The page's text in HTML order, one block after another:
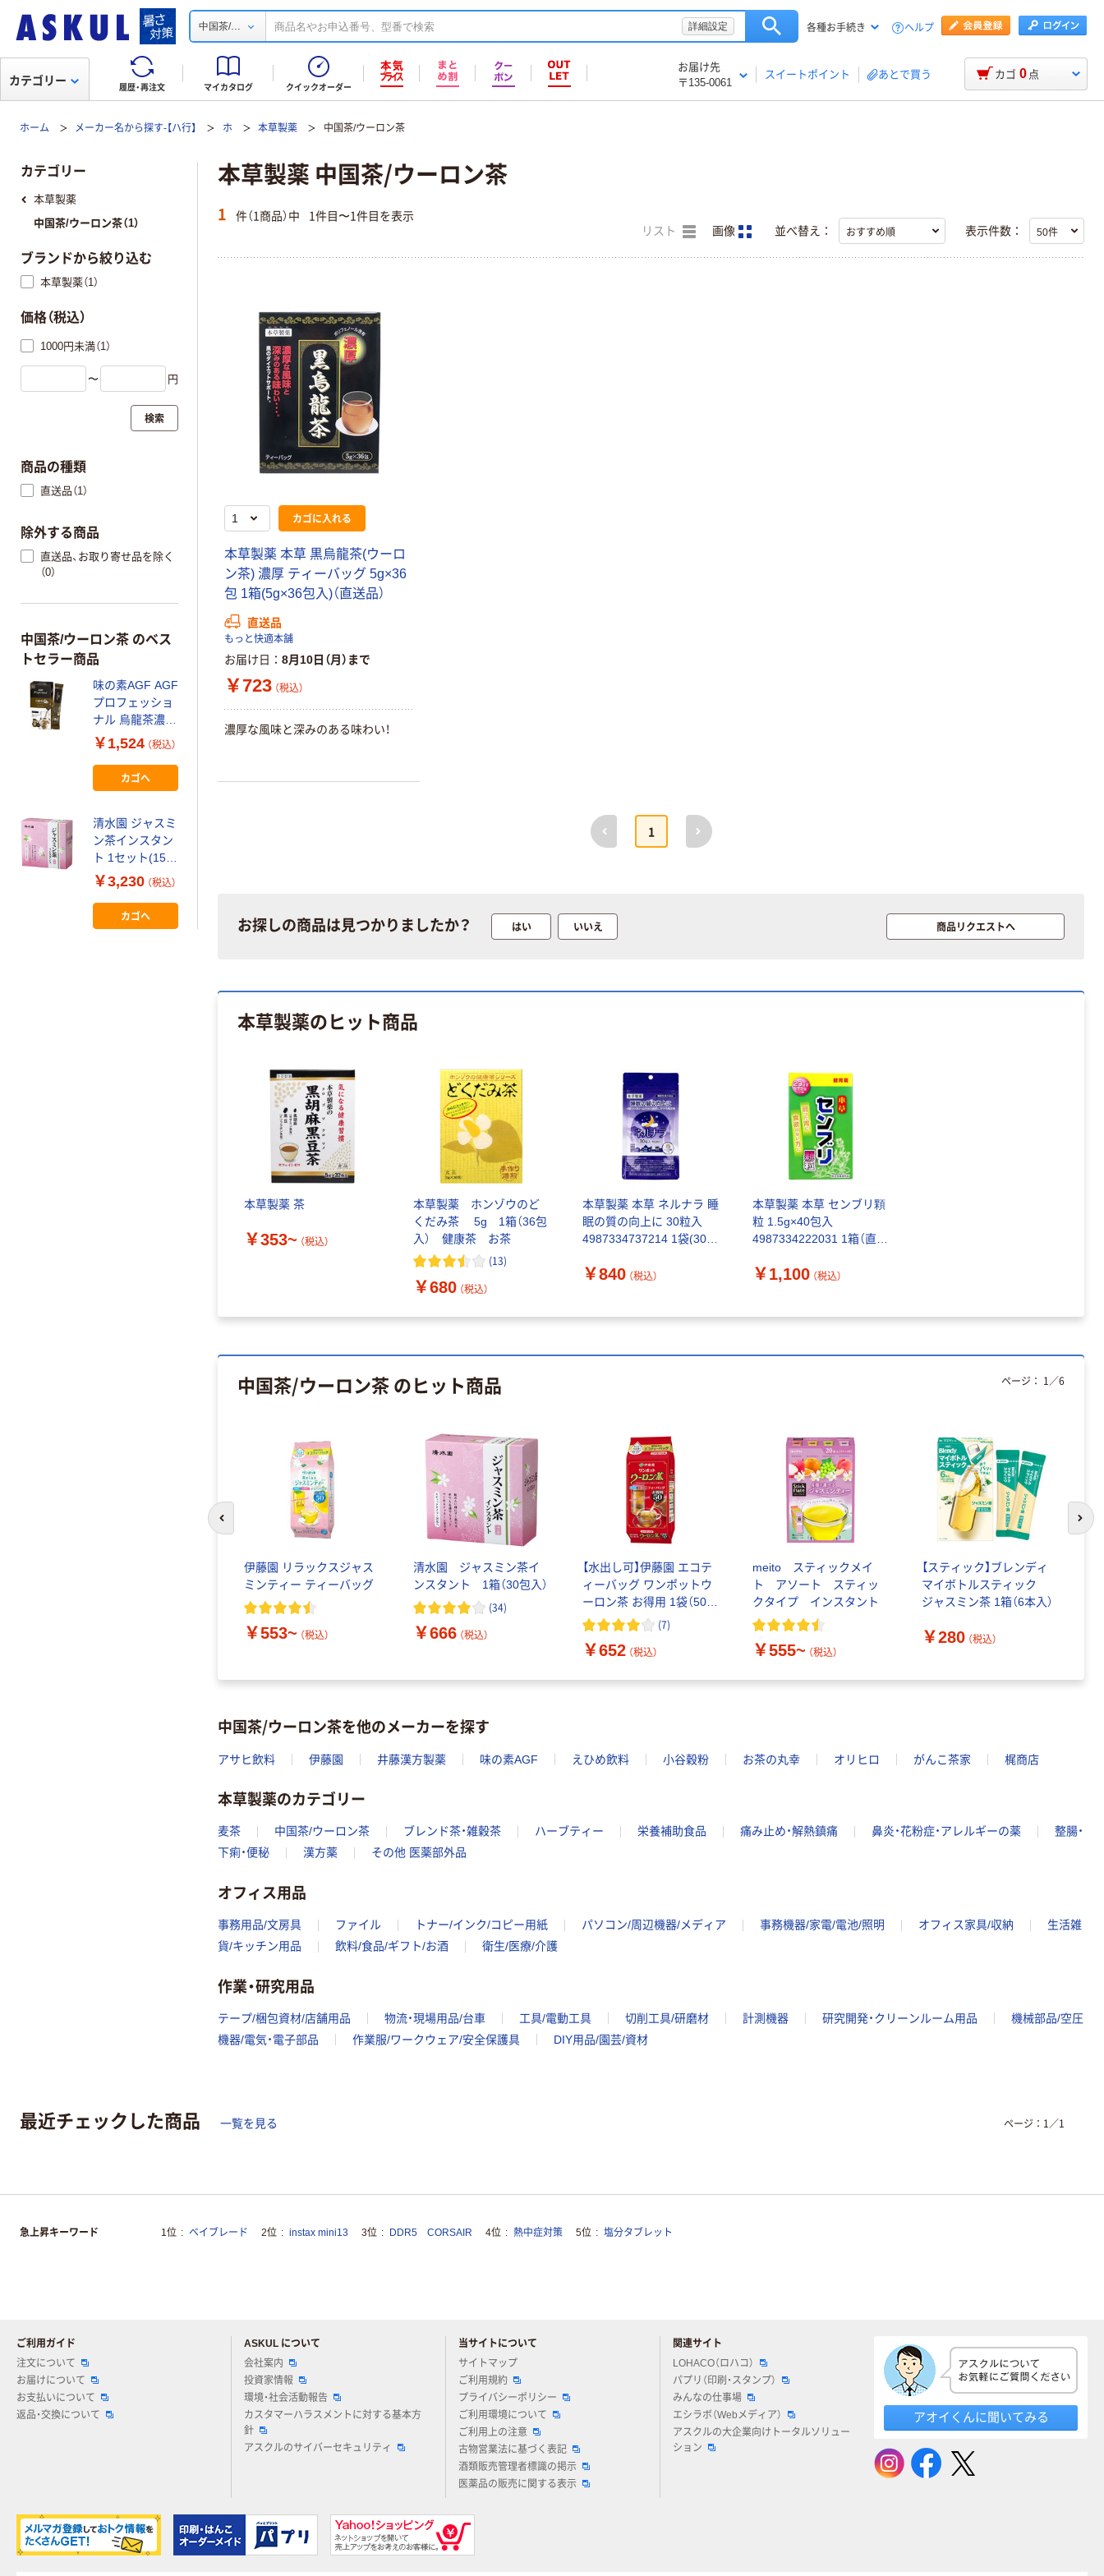
中国茶/... 詳細設定 各種お手続き ヘルプ
履歴・再注文 マイカタログ クイックオーダー
お届け先
〒135-0061
スイートポイント あとで買う
カテゴリー カゴ 0 点
ホーム メーカー名から探す-【ハ行】 ホ 本草製薬 中国茶/ウーロン茶
本草製薬 中国茶/ウーロン茶
1 件（1商品）中 1件目〜1件目を表示
リスト 画像 並べ替え： 表示件数：
カゴに入れる
本草製薬 本草 黒烏龍茶(ウーロ
ン茶) 濃厚 ティーバッグ 5g×36
包 1箱(5g×36包入)（直送品）
直送品
もっと快適本舗
お届け日 8月10日（月）まで
￥723 （税込）
濃厚な風味と深みのある味わい！
前へ
1
次へ
お探しの商品は見つかりましたか？ はい いいえ 商品リクエストへ
本草製薬のヒット商品
本草製薬 茶
￥353~ （税込）
本草製薬 ホンゾウのど
くだみ茶 5g 1箱（36包
入） 健康茶 お茶
(13)
￥680 （税込）
本草製薬 本草 ネルナラ 睡
眠の質の向上に 30粒入
4987334737214 1袋(30粒
￥840 （税込）
本草製薬 本草 センブリ顆
粒 1.5g×40包入
4987334222031 1箱（直送
￥1,100 （税込）
中国茶/ウーロン茶 のヒット商品
伊藤園 リラックスジャス
ミンティー ティーバッグ
￥553~ （税込）
清水園 ジャスミン茶イ
ンスタント 1箱（30包入）
(34)
￥666 （税込）
【水出し可】伊藤園 エコテ
ィーバッグ ワンポットウ
ーロン茶 お得用 1袋（50バ
ッグ入）
(7)
￥652 （税込）
meito スティックメイ
ト アソート スティッ
クタイプ インスタント
￥555~ （税込）
【スティック】ブレンディ
マイボトルスティック
ジャスミン茶 1箱（6本入）
￥280 （税込）
ページ： 1 ／6
前のスライドへ 次
中国茶/ウーロン茶を他のメーカーを探す
アサヒ飲料 伊藤園 井藤漢方製薬 味の素AGF えひめ飲料 小谷穀粉 お茶の丸幸 オリヒロ がんこ茶家 梶商店
本草製薬のカテゴリー
麦茶 中国茶/ウーロン茶 ブレンド茶・雑穀茶 ハーブティー 栄養補助食品 痛み止め・解熱鎮痛 鼻炎・花粉症・アレルギーの薬
整腸・
下痢・便秘
漢方薬 その他 医薬部外品
オフィス用品
事務用品/文房具 ファイル トナー/インク/コピー用紙 パソコン/周辺機器/メディア 事務機器/家電/電池/照明 オフィス家具/収納
生活雑
貨/キッチン用品
飲料/食品/ギフト/お酒 衛生/医療/介護
作業・研究用品
テープ/梱包資材/店舗用品 物流・現場用品/台車 工具/電動工具 切削工具/研磨材 計測機器 研究開発・クリーンルーム用品
機械部品/空圧
機器/電気・電子部品
作業服/ワークウェア/安全保護具 DIY用品/園芸/資材
カテゴリー
本草製薬
中国茶/ウーロン茶（1）
ブランドから絞り込む
本草製薬（1）
価格（税込）
1000円未満（1）
〜 円
検索
商品の種類
直送品（1）
除外する商品
直送品、お取り寄せ品を除く
（0）
中国茶/ウーロン茶 のベス
トセラー商品
味の素AGF AGF
プロフェッショ
ナル 烏龍茶濃味
インスタント 冷
水可 2L用 1箱
（10本入）
￥1,524 （税込）
カゴへ
清水園 ジャスミ
ン茶インスタン
ト 1セット(150
包:30包入×5)
￥3,230 （税込）
カゴへ
最近チェックした商品 一覧を見る ページ： 1 ／1
急上昇キーワード 1位 ベイブレード 2位 instax mini13 3位 DDR5 CORSAIR 4位 熱中症対策 5位 塩分タブレット
ご利用ガイド
注文について
お届けについて
お支払いについて
返品・交換について
ASKUL について
会社案内
投資家情報
環境・社会活動報告
カスタマーハラスメントに対する基本方
針
アスクルのサイバーセキュリティ
当サイトについて
サイトマップ
ご利用規約
プライバシーポリシー
ご利用環境について
ご利用上の注意
古物営業法に基づく表記
酒類販売管理者標識の掲示
医薬品の販売に関する表示
関連サイト
LOHACO（ロハコ）
パプリ（印刷・スタンプ）
みんなの仕事場
エシラボ（Webメディア）
アスクルの大企業向けトータルソリュー
ション
アオイくんに聞いてみる